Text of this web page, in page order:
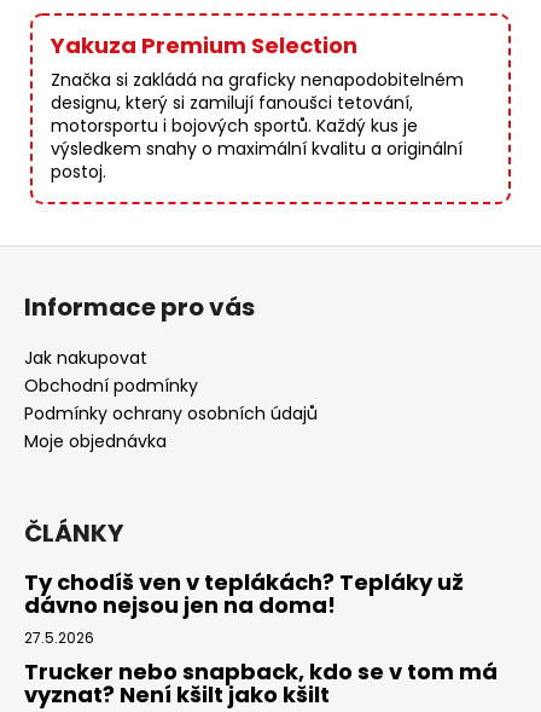
Yakuza Premium Selection
Značka si zakládá na graficky nenapodobitelném
designu, který si zamilují fanoušci tetování,
motorsportu i bojových sportů. Každý kus je
výsledkem snahy o maximální kvalitu a originální
postoj.
Informace pro vás
Jak nakupovat
Obchodní podmínky
Podmínky ochrany osobních údajů
Moje objednávka
ČLÁNKY
Ty chodíš ven v teplákách? Tepláky už
dávno nejsou jen na doma!
27.5.2026
Trucker nebo snapback, kdo se v tom má
vyznat? Není kšilt jako kšilt